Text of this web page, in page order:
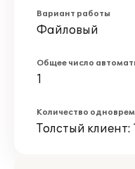
Вариант работы
Файловый
Общее число
1
Количество
Толстый клиент: